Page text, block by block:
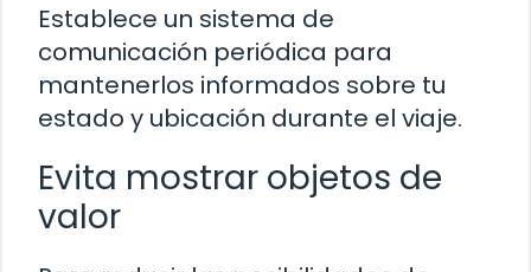
Establece un sistema de
comunicación periódica para
mantenerlos informados sobre tu
estado y ubicación durante el viaje.
Evita mostrar objetos de
valor